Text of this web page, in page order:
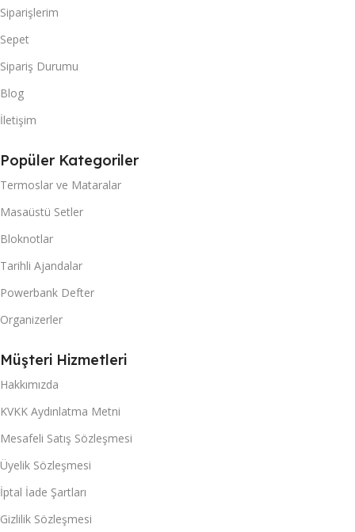
Siparişlerim
Sepet
Sipariş Durumu
Blog
İletişim
Popüler Kategoriler
Termoslar ve Mataralar
Masaüstü Setler
Bloknotlar
Tarihli Ajandalar
Powerbank Defter
Organizerler
Müşteri Hizmetleri
Hakkımızda
KVKK Aydınlatma Metni
Mesafeli Satış Sözleşmesi
Üyelik Sözleşmesi
İptal İade Şartları
Gizlilik Sözleşmesi